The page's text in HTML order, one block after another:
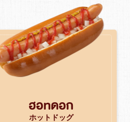
ฮอทดอก
ホットドッグ